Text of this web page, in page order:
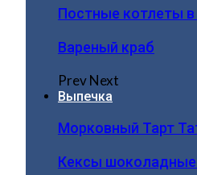
Постные котлеты в
Вареный краб
PrevNext
Выпечка
Морковный Тарт
Кексы шоколадные